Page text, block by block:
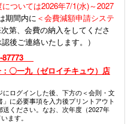
ついては2026年7/1(水)～2027
期間内に ＜会費減額申請システ
第、会費の納入をしてくださ
後ご連絡いたします。）
87773
〇一九（ゼロイチキュウ）店
にログインした後、下方の＜会則・文
に必要事項を入力後プリントアウト
ください。なお、次年度（2027年
ます。